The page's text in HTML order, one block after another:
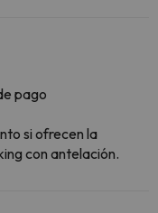
pago
si ofrecen la
con antelación.